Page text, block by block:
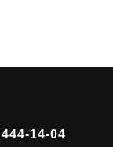
444-14-04